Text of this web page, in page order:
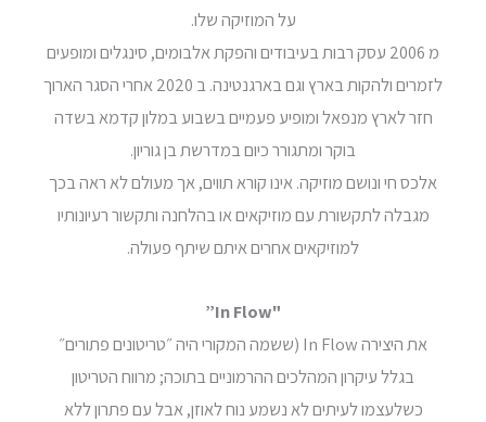
על המוזיקה שלו.
מ 2006 עסק רבות בעיבודים והפקת אלבומים, סינגלים ומופעים
לזמרים ולהקות בארץ וגם בארגנטינה. ב 2020 אחרי הסגר הארוך
חזר לארץ מנפאל ומופיע פעמיים בשבוע במלון קדמא בשדה
בוקר ומתגורר כיום במדרשת בן גוריון.
אלכס חי ונושם מוזיקה. אינו קורא תווים, אך מעולם לא ראה בכך
מגבלה לתקשורת עם מוזיקאים או בהלחנה ותקשור רעיונותיו
למוזיקאים אחרים איתם שיתף פעולה.
"In Flow”
את היצירה In Flow (ששמה המקורי היה ״טריטונים פתורים״
בגלל עיקרון המהלכים ההרמוניים בתוכה; מרווח הטריטון
כשלעצמו לעיתים לא נשמע נוח לאוזן, אבל עם פתרון ללא